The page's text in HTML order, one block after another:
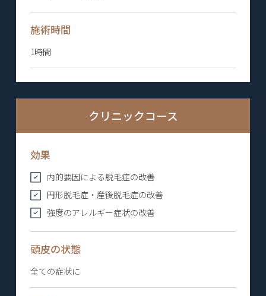
施術時間
1時間
クリニックコース
効果
内的要因による脱毛症の改善
円形脱毛症・産後脱毛症の改善
強度のアレルギー症状の改善
頭皮の状態
全ての症状に